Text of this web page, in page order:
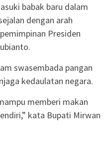
babak baru dalam
dengan arah
Presiden
swasembada pangan
kedaulatan negara.
memberi makan
kata Bupati Mirwan